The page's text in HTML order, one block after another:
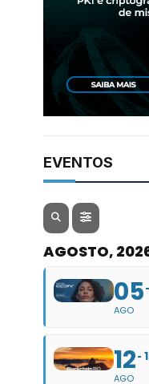
EVENTOS
AGOSTO,
05
AGO
12
AGO